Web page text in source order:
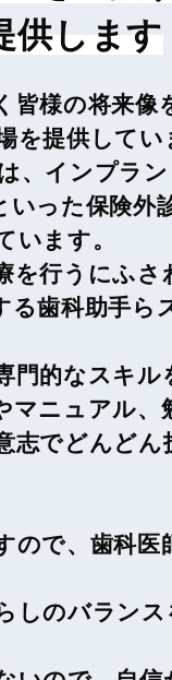
供します
様の将来像
を提供してい
、インプラ
った保険外
います。
を行うにふ
る歯科助手ら
門的なスキル
マニュアル、
志でどんどん
ので、歯科医
しのバラン